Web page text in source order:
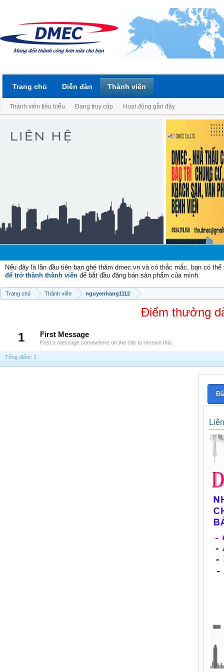
Nếu đây là lần đầu tiên bạn ghé thăm dmec.vn và có thắc mắc, bạn có
để trở thành thành viên để bắt đầu đăng bán sản phẩm của mình.
Trang chủ Thành viên nguyenhang1112
Điểm thưởng
1
First Message
Post a message somewhere on the site to receive this.
Tổng điểm: 1
Trang chủ Diễn đàn Thành viên
Thành viên tiêu biểu Đang truy cập Hoạt động gần đây